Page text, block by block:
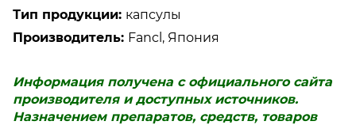
Тип продукции: капсулы
Производитель: Fancl, Япония
Информация получена с официального сайта
производителя и доступных источников.
Назначением препаратов, средств, товаров